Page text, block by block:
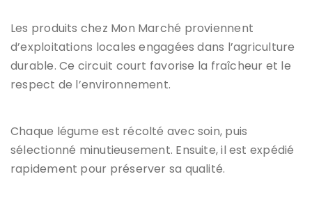
Les produits chez Mon Marché proviennent
d’exploitations locales engagées dans l’agriculture
durable. Ce circuit court favorise la fraîcheur et le
respect de l’environnement.
Chaque légume est récolté avec soin, puis
sélectionné minutieusement. Ensuite, il est expédié
rapidement pour préserver sa qualité.